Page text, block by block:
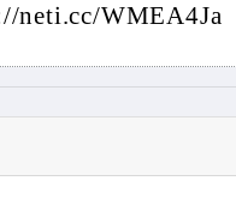
neti.cc/WMEA4Ja